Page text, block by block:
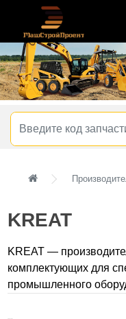
KREAT
KREAT —
комплектующих для
промышленного